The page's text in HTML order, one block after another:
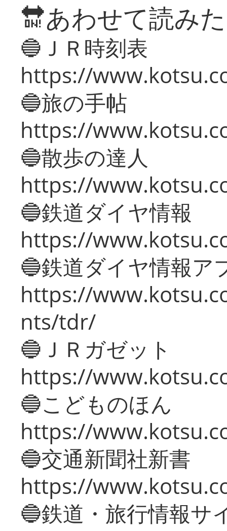
🔛あわせて読み
🔵ＪＲ時刻表
https://
🔵旅の手帖
https://
🔵散歩の達人
https://
🔵鉄道ダイヤ情報
https://
🔵鉄道ダイヤ情報ア
https://
nts/tdr/
🔵ＪＲガゼット
https://
🔵こどものほん
https://
🔵交通新聞社新書
https://
🔵鉄道・旅行情報サ